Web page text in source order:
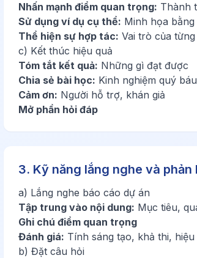
Nhấn mạnh điểm quan trọng: Thành
Sử dụng ví dụ cụ thể: Minh họa
Thể hiện sự hợp tác: Vai trò của
c) Kết thúc hiệu quả
Tóm tắt kết quả: Những gì đạt được
Chia sẻ bài học: Kinh nghiệm quý báu
Cảm ơn: Người hỗ trợ, khán giả
Mở phần hỏi đáp
3. Kỹ năng lắng nghe và phản
a) Lắng nghe báo cáo dự án
Tập trung vào nội dung: Mục tiêu,
Ghi chú điểm quan trọng
Đánh giá: Tính sáng tạo, khả thi, hiệu
b) Đặt câu hỏi